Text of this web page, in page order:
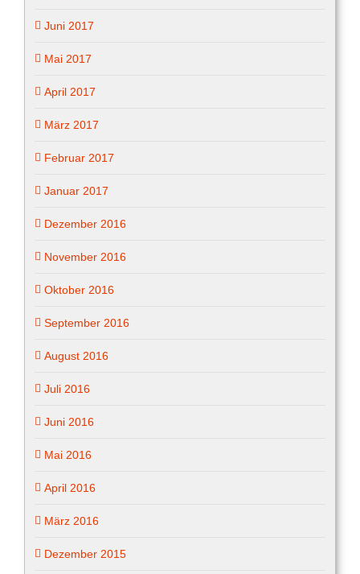
Juni 2017
Mai 2017
April 2017
März 2017
Februar 2017
Januar 2017
Dezember 2016
November 2016
Oktober 2016
September 2016
August 2016
Juli 2016
Juni 2016
Mai 2016
April 2016
März 2016
Dezember 2015